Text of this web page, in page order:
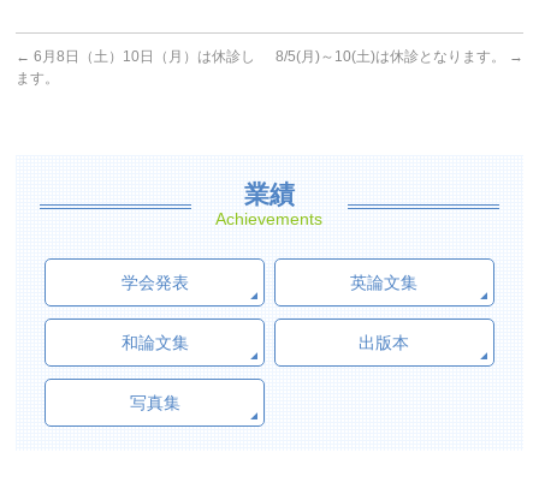
← 6月8日（土）10日（月）は休診し
ます。
8/5(月)～10(土)は休診となります。 →
業績
Achievements
学会発表 英論文集
和論文集 出版本
写真集